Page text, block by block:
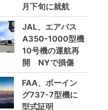
月下旬に就航
JAL、エアバス
A350-1000型機
10号機の運航再
開 NYで損傷
FAA、ボーイン
グ737-7型機に
型式証明